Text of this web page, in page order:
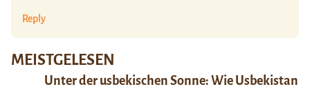
MEISTGELESEN
Unter der usbekischen Sonne: Wie Usbekistan
Reply